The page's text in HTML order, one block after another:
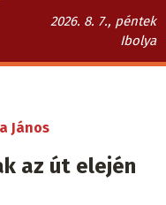
2026. 8. 7., péntek
Ibolya
János
az út elején